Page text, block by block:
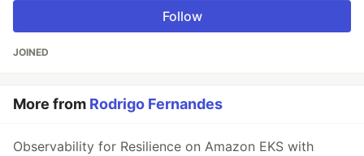
Follow
JOINED
More from Rodrigo Fernandes
Observability for Resilience on Amazon EKS with